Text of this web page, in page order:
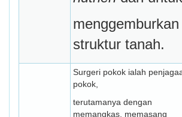
menggemburkan
struktur tanah.
Surgeri pokok ialah
pokok,
terutamanya dengan
memangkas, memasang